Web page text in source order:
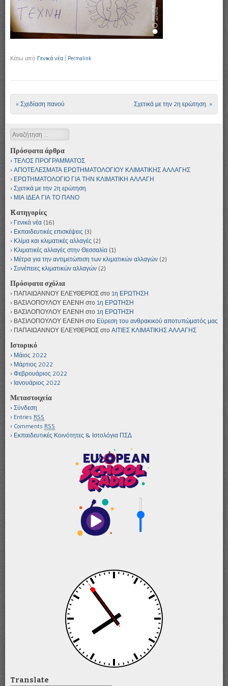
Κάτω από Γενικά νέα Permalink
Πλοήγηση άρθρων
« Σχεδίαση πανού Σχετικά με την 2η ερώτηση. »
Αναζήτηση
Πρόσφατα άρθρα
ΤΕΛΟΣ ΠΡΟΓΡΑΜΜΑΤΟΣ
ΑΠΟΤΕΛΕΣΜΑΤΑ ΕΡΩΤΗΜΑΤΟΛΟΓΙΟΥ ΚΛΙΜΑΤΙΚΗΣ ΑΛΛΑΓΗΣ
ΕΡΩΤΗΜΑΤΟΛΟΓΙΟ ΓΙΑ ΤΗΝ ΚΛΙΜΑΤΙΚΗ ΑΛΛΑΓΗ
Σχετικά με την 2η ερώτηση.
ΜΙΑ ΙΔΕΑ ΓΙΑ ΤΟ ΠΑΝΟ
Kατηγορίες
Γενικά νέα (16)
Εκπαιδευτικές επισκέψεις (3)
Κλίμα και κλιματικές αλλαγές (2)
Κλιματικές αλλαγές στην Θεσσαλία (1)
Μέτρα για την αντιμετώπιση των κλιματικών αλλαγών (2)
Συνέπειες κλιματικών αλλαγών (2)
Πρόσφατα σχόλια
ΠΑΠΑΙΩΑΝΝΟΥ ΕΛΕΥΘΕΡΙΟΣ στο 1η ΕΡΩΤΗΣΗ
ΒΑΣΙΛΟΠΟΥΛΟΥ ΕΛΕΝΗ στο 1η ΕΡΩΤΗΣΗ
ΒΑΣΙΛΟΠΟΥΛΟΥ ΕΛΕΝΗ στο 1η ΕΡΩΤΗΣΗ
ΒΑΣΙΛΟΠΟΥΛΟΥ ΕΛΕΝΗ στο Εύρεση του ανθρακικού αποτυπώματός μας
ΠΑΠΑΙΩΑΝΝΟΥ ΕΛΕΥΘΕΡΙΟΣ στο ΑΙΤΙΕΣ ΚΛΙΜΑΤΙΚΗΣ ΑΛΛΑΓΗΣ
Ιστορικό
Μάιος 2022
Μάρτιος 2022
Φεβρουάριος 2022
Ιανουάριος 2022
Μεταστοιχεία
Σύνδεση
Entries RSS
Comments RSS
Εκπαιδευτικές Κοινότητες & Ιστολόγια ΠΣΔ
Translate